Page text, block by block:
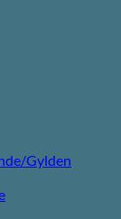
Gylden